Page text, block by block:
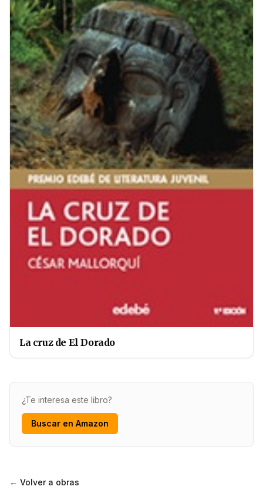
La cruz de El Dorado
¿Te interesa este libro?
Buscar en Amazon
← Volver a obras